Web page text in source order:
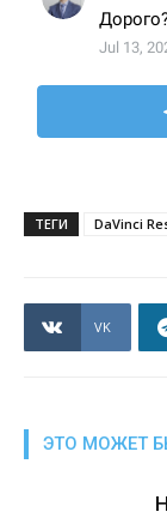
ТЕГИ DaVinci
VK
ЭТО МОЖЕТ